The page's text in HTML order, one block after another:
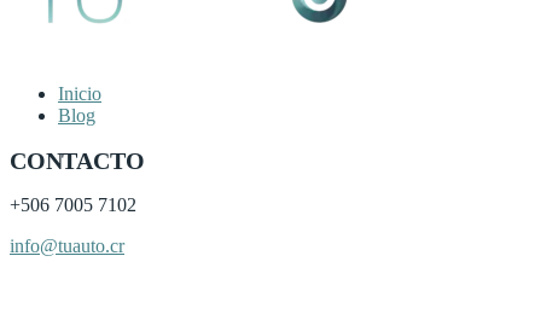
Inicio
Blog
CONTACTO
+506 7005 7102
info@tuauto.cr